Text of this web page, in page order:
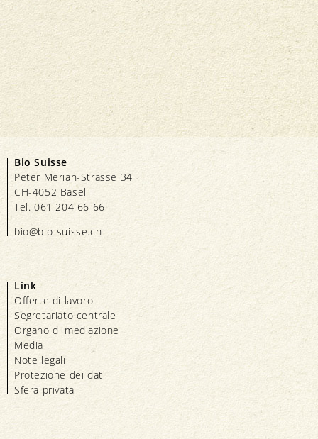
Bio Suisse
Peter Merian-Strasse 34
CH-4052 Basel
Tel. 061 204 66 66
bio@bio-suisse.ch
Link
Offerte di lavoro
Segretariato centrale
Organo di mediazione
Media
Note legali
Protezione dei dati
Sfera privata